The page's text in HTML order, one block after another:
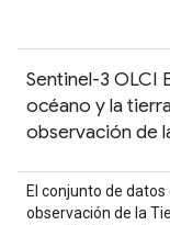
Sentinel-3 OLCI
océano y la
observación de
El conjunto de
observación de la